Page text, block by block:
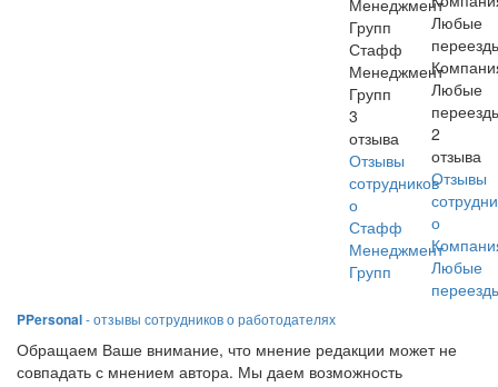
Стафф
Менеджмент
Групп
3
отзыва
Отзывы
сотрудников
о
Стафф
Менеджмент
Групп
Любые
2
отзыва
Отзывы
о
Любые
PPersonal- отзывы сотрудников о работодателях
Обращаем Ваше внимание, что мнение редакции может не
совпадать с мнением автора. Мы даем возможность